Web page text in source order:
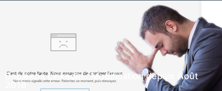
Booléens LinkedIn : Modification depuis Août
2018